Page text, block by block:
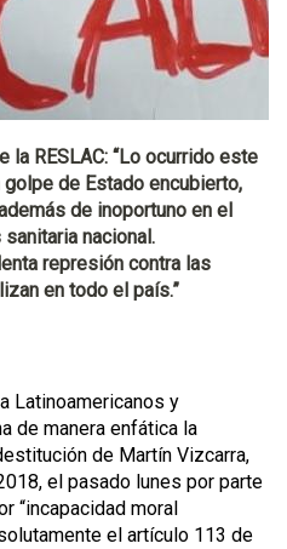
la RESLAC: “Lo ocurrido este
de Estado encubierto,
de inoportuno en el
nacional.
represión contra las
en todo el país.”
Latinoamericanos y
de manera enfática la
de Martín Vizcarra,
el pasado lunes por parte
“incapacidad moral
el artículo 113 de